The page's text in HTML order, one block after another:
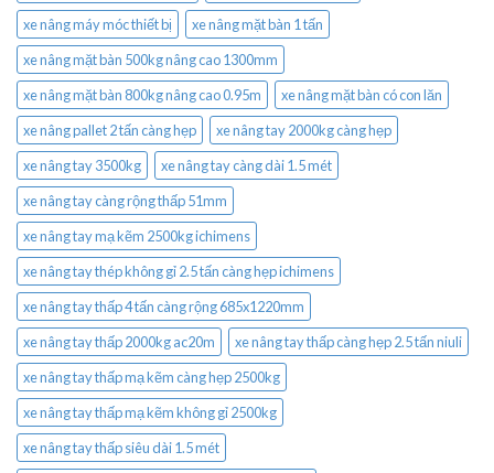
xe nâng máy móc thiết bị
xe nâng mặt bàn 1 tấn
xe nâng mặt bàn 500kg nâng cao 1300mm
xe nâng mặt bàn 800kg nâng cao 0.95m
xe nâng mặt bàn có con lăn
xe nâng pallet 2 tấn càng hẹp
xe nâng tay 2000kg càng hẹp
xe nâng tay 3500kg
xe nâng tay càng dài 1.5 mét
xe nâng tay càng rộng thấp 51mm
xe nâng tay mạ kẽm 2500kg ichimens
xe nâng tay thép không gỉ 2.5 tấn càng hẹp ichimens
xe nâng tay thấp 4 tấn càng rộng 685x1220mm
xe nâng tay thấp 2000kg ac20m
xe nâng tay thấp càng hẹp 2.5 tấn niuli
xe nâng tay thấp mạ kẽm càng hẹp 2500kg
xe nâng tay thấp mạ kẽm không gỉ 2500kg
xe nâng tay thấp siêu dài 1.5 mét